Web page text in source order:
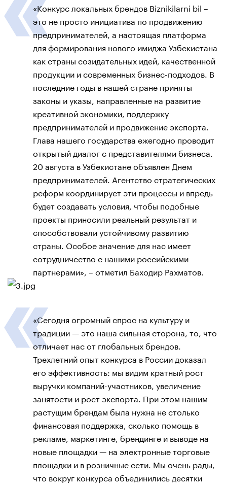
«Конкурс локальных брендов Biznikilarni bil –
это не просто инициатива по продвижению
предпринимателей, а настоящая платформа
для формирования нового имиджа Узбекистана
как страны созидательных идей, качественной
продукции и современных бизнес-подходов. В
последние годы в нашей стране приняты
законы и указы, направленные на развитие
креативной экономики, поддержку
предпринимателей и продвижение экспорта.
Глава нашего государства ежегодно проводит
открытый диалог с представителями бизнеса.
20 августа в Узбекистане объявлен Днем
предпринимателей. Агентство стратегических
реформ координирует эти процессы и впредь
будет создавать условия, чтобы подобные
проекты приносили реальный результат и
способствовали устойчивому развитию
страны. Особое значение для нас имеет
сотрудничество с нашими российскими
партнерами», – отметил Баходир Рахматов.
«Сегодня огромный спрос на культуру и
традиции — это наша сильная сторона, то, что
отличает нас от глобальных брендов.
Трехлетний опыт конкурса в России доказал
его эффективность: мы видим кратный рост
выручки компаний-участников, увеличение
занятости и рост экспорта. При этом нашим
растущим брендам была нужна не столько
финансовая поддержка, сколько помощь в
рекламе, маркетинге, брендинге и выводе на
новые площадки — на электронные торговые
площадки и в розничные сети. Мы очень рады,
что вокруг конкурса объединились десятки